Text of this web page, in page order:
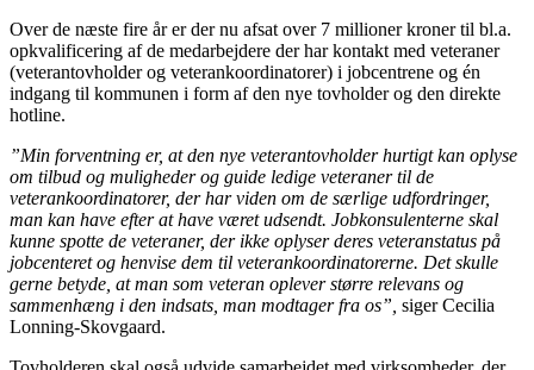
Over de næste fire år er der nu afsat over 7 millioner kroner til bl.a.
opkvalificering af de medarbejdere der har kontakt med veteraner
(veterantovholder og veterankoordinatorer) i jobcentrene og én
indgang til kommunen i form af den nye tovholder og den direkte
hotline.
”Min forventning er, at den nye veterantovholder hurtigt kan oplyse
om tilbud og muligheder og guide ledige veteraner til de
veterankoordinatorer, der har viden om de særlige udfordringer,
man kan have efter at have været udsendt. Jobkonsulenterne skal
kunne spotte de veteraner, der ikke oplyser deres veteranstatus på
jobcenteret og henvise dem til veterankoordinatorerne. Det skulle
gerne betyde, at man som veteran oplever større relevans og
sammenhæng i den indsats, man modtager fra os”, siger Cecilia
Lonning-Skovgaard.